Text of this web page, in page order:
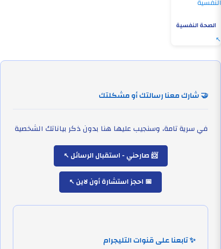
الصحة النفسية
🤝 شارك معنا رسالتك أو مشكلتك
في سرية تامة، وسنجيب عليها هنا بدون ذكر بياناتك الشخصية
📨 صارحني - استقبال الرسائل
📅 احجز استشارة أون لاين
✨ تابعنا على قنوات التليجرام